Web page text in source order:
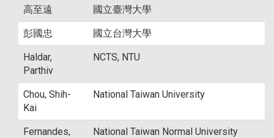
高至遠 國立臺灣大學
彭國忠 國立台灣大學
Haldar,
Parthiv
NCTS, NTU
Chou, Shih-
Kai
National Taiwan University
Fernandes,
National Taiwan Normal University